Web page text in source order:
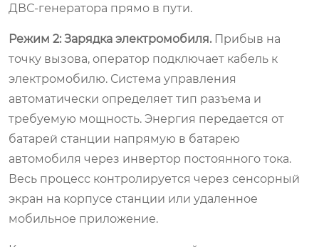
ДВС-генератора прямо в пути.
Режим 2: Зарядка электромобиля. Прибыв на
точку вызова, оператор подключает кабель к
электромобилю. Система управления
автоматически определяет тип разъема и
требуемую мощность. Энергия передается от
батарей станции напрямую в батарею
автомобиля через инвертор постоянного тока.
Весь процесс контролируется через сенсорный
экран на корпусе станции или удаленное
мобильное приложение.